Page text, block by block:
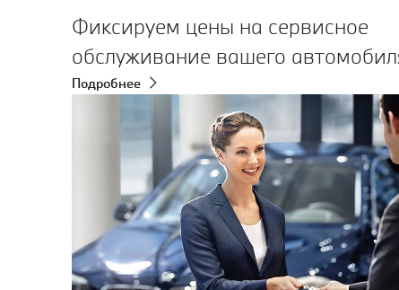
Фиксируем цены на сервисное
обслуживание вашего
Подробнее